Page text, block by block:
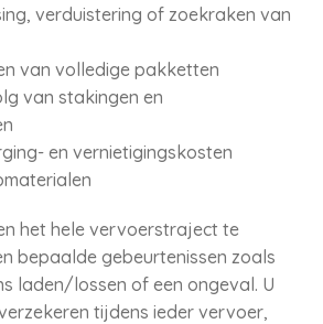
verduistering of zoekraken van
van volledige pakketten
van stakingen en
en vernietigingskosten
het hele vervoerstraject te
bepaalde gebeurtenissen zoals
laden/lossen of een ongeval. U
tijdens ieder vervoer,